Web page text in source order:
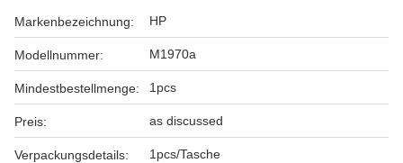
Markenbezeichnung: HP
Modellnummer: M1970a
Mindestbestellmenge: 1pcs
Preis: as discussed
Verpackungsdetails: 1pcs/Tasche